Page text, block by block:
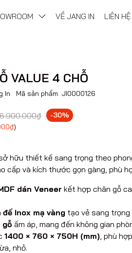
VỀ JANG IN LIÊN HỆ
VALUE 4 CHỖ
In Mã sản phẩm: JI0000126
6.900.000₫
-30%
)
hữu thiết kế sang trọng theo
cấp và kích thước gọn gàng, phù
dán Veneer kết hợp chân gỗ
đế Inox mạ vàng tạo vẻ sang
gỗ ấm áp, mang đến không gian
1400 × 760 × 750H (mm), phù
nhỏ.